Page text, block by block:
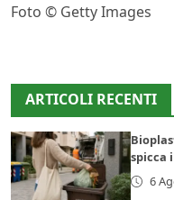
Foto © Getty Images
ARTICOLI RECENTI
spicca
6